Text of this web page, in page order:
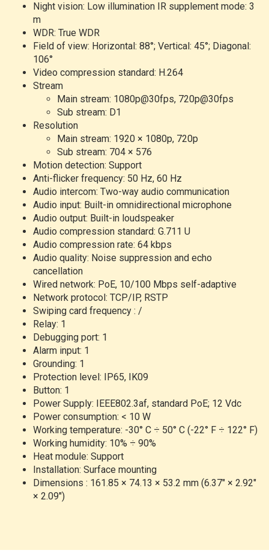
Night vision: Low illumination IR supplement mode: 3
m
WDR: True WDR
Field of view: Horizontal: 88°; Vertical: 45°; Diagonal:
106°
Video compression standard: H.264
Stream
Main stream: 1080p@30fps, 720p@30fps
Sub stream: D1
Resolution
Main stream: 1920 × 1080p, 720p
Sub stream: 704 × 576
Motion detection: Support
Anti-flicker frequency: 50 Hz, 60 Hz
Audio intercom: Two-way audio communication
Audio input: Built-in omnidirectional microphone
Audio output: Built-in loudspeaker
Audio compression standard: G.711 U
Audio compression rate: 64 kbps
Audio quality: Noise suppression and echo
cancellation
Wired network: PoE, 10/100 Mbps self-adaptive
Network protocol: TCP/IP, RSTP
Swiping card frequency : /
Relay: 1
Debugging port: 1
Alarm input: 1
Grounding: 1
Protection level: IP65, IK09
Button: 1
Power Supply: IEEE802.3af, standard PoE; 12 Vdc
Power consumption: < 10 W
Working temperature: -30° C ÷ 50° C (-22° F ÷ 122° F)
Working humidity: 10% ÷ 90%
Heat module: Support
Installation: Surface mounting
Dimensions : 161.85 × 74.13 × 53.2 mm (6.37" × 2.92"
× 2.09")